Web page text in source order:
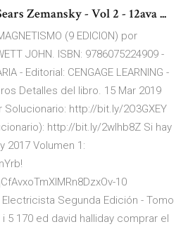
Zemansky - Vol 2 - 12ava ...
(9 EDICION) por
JOHN. ISBN: 9786075224909 -
- Editorial: CENGAGE LEARNING -
Detalles del libro. 15 Mar 2019
http://bit.ly/2O3GXEY
http://bit.ly/2wlhb8Z Si hay
2017 Volumen 1:
10
Segunda Edición - Tomo
i 5 170 ed david halliday comprar el